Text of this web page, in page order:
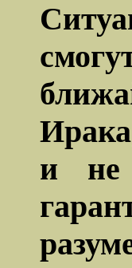
и не